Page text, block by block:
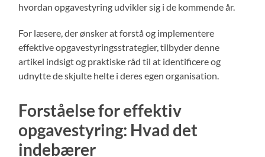
hvordan opgavestyring udvikler sig i de kommende år.
For læsere, der ønsker at forstå og implementere
effektive opgavestyringsstrategier, tilbyder denne
artikel indsigt og praktiske råd til at identificere og
udnytte de skjulte helte i deres egen organisation.
Forståelse for effektiv
opgavestyring: Hvad det
indebærer